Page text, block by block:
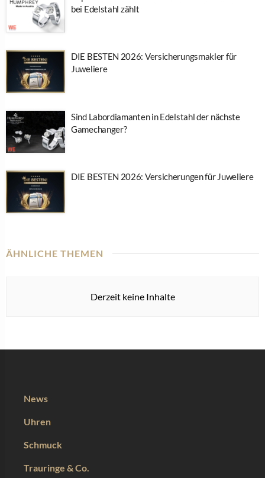
bei Edelstahl zählt
DIE BESTEN 2026: Versicherungsmakler für
Juweliere
Sind Labordiamanten in Edelstahl der nächste
Gamechanger?
DIE BESTEN 2026: Versicherungen für Juweliere
ÄHNLICHE THEMEN
Derzeit keine Inhalte
News
Uhren
Schmuck
Trauringe & Co.